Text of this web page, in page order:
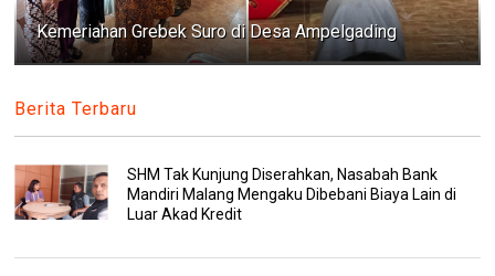
Kemeriahan Grebek Suro di Desa Ampelgading
Berita Terbaru
SHM Tak Kunjung Diserahkan, Nasabah Bank
Mandiri Malang Mengaku Dibebani Biaya Lain di
Luar Akad Kredit